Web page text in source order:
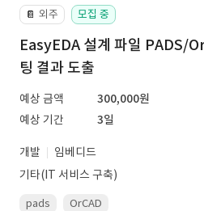
📔 외주 모집 중
EasyEDA 설계 파일 PADS/
팅 결과 도출
예상 금액
300,000원
예상 기간
3일
개발
임베디드
기타(IT 서비스 구축)
pads OrCAD